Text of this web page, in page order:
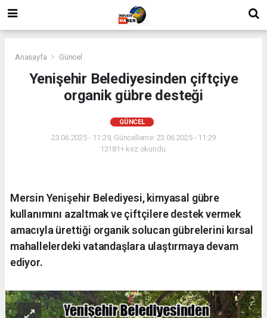
Anasayfa Güncel
Yenişehir Belediyesinden çiftçiye
organik gübre desteği
GÜNCEL
23.06.2025 - 11:29, Güncelleme: 23.06.2025 - 11:29
13181+ kez okundu.
Mersin Yenişehir Belediyesi, kimyasal gübre
kullanımını azaltmak ve çiftçilere destek vermek
amacıyla ürettiği organik solucan gübrelerini kırsal
mahallelerdeki vatandaşlara ulaştırmaya devam
ediyor.